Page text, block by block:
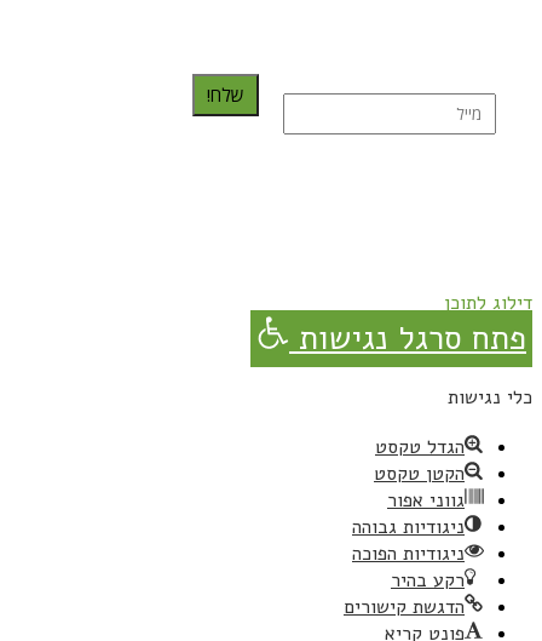
שלח!
דילוג לתוכן
פתח סרגל נגישות
כלי נגישות
הגדל טקסט
הקטן טקסט
גווני אפור
ניגודיות גבוהה
ניגודיות הפוכה
רקע בהיר
הדגשת קישורים
פונט קריא